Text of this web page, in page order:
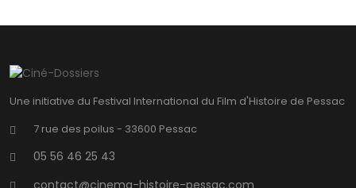
Une initiative du Festival International du Film d'Histoire de Pessac
7 rue des poilus - 33600 Pessac
05 56 46 25 43